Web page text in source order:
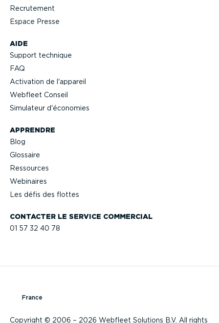
CONTACTER LE SERVICE COMMERCIAL
01 57 32 40 78
AIDE
Support technique
FAQ
Activation de l'appareil
Webfleet Conseil
Simulateur d'économies
APPRENDRE
Blog
Glossaire
Ressources
Webinaires
Les défis des flottes
Recrutement
Espace Presse
Copyright © 2006 – 2026 Webfleet Solutions B.V. All rights
France